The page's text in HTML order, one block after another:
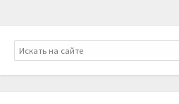
Поиск